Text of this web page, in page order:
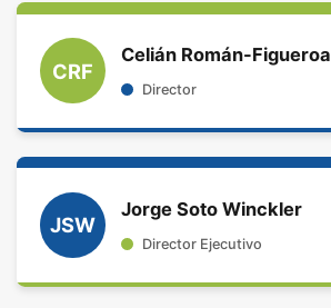
CRF
Celián Román-Figueroa
Director
JSW
Jorge Soto Winckler
Director Ejecutivo